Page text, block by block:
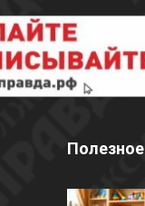
Полезное